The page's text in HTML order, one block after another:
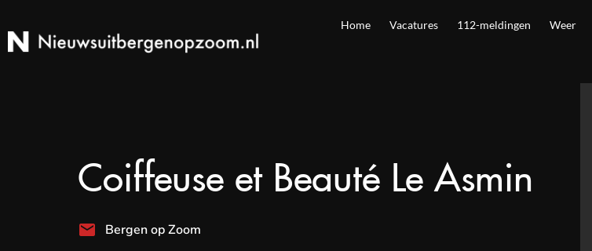
Home Vacatures 112-meldingen Weer
Coiffeuse et Beauté Le Asmin
Bergen op Zoom